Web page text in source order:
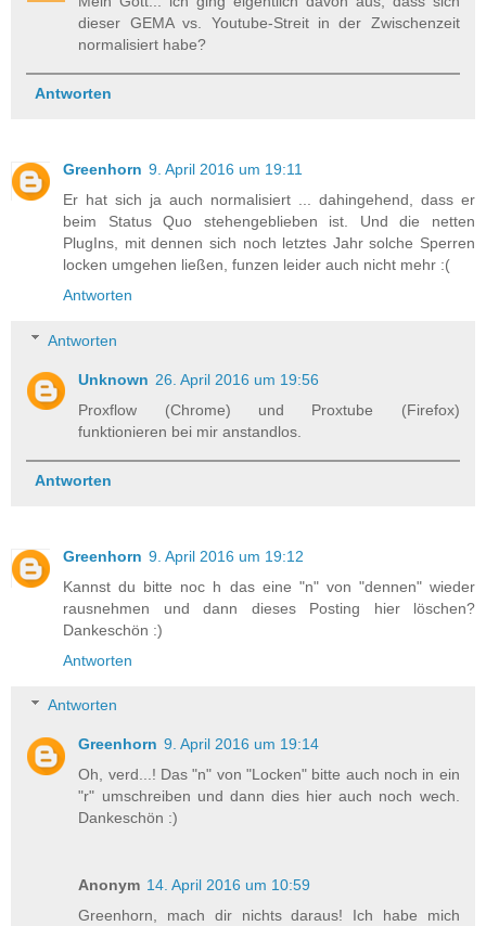
dieser GEMA vs. Youtube-Streit in der Zwischenzeit
normalisiert habe?
Antworten
Greenhorn 9. April 2016 um 19:11
Er hat sich ja auch normalisiert ... dahingehend, dass er
beim Status Quo stehengeblieben ist. Und die netten
PlugIns, mit dennen sich noch letztes Jahr solche Sperren
locken umgehen ließen, funzen leider auch nicht mehr :(
Antworten
Antworten
Unknown 26. April 2016 um 19:56
Proxflow (Chrome) und Proxtube (Firefox)
funktionieren bei mir anstandlos.
Antworten
Greenhorn 9. April 2016 um 19:12
Kannst du bitte noc h das eine "n" von "dennen" wieder
rausnehmen und dann dieses Posting hier löschen?
Dankeschön :)
Antworten
Antworten
Greenhorn 9. April 2016 um 19:14
Oh, verd...! Das "n" von "Locken" bitte auch noch in ein
"r" umschreiben und dann dies hier auch noch wech.
Dankeschön :)
Anonym 14. April 2016 um 10:59
Greenhorn, mach dir nichts daraus! Ich habe mich